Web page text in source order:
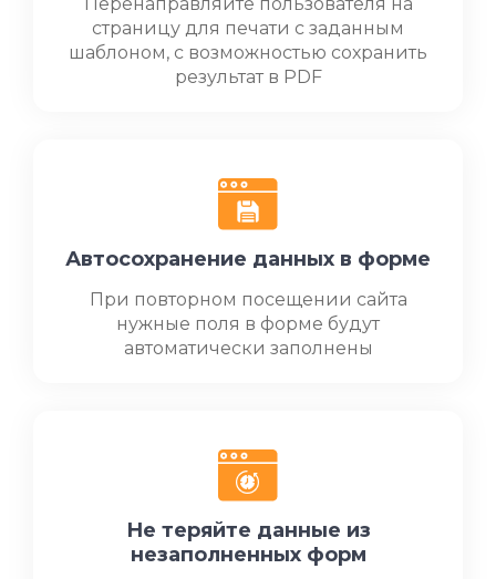
страницу для печати с заданным
шаблоном, с возможностью сохранить
результат в PDF
Автосохранение данных в форме
При повторном посещении сайта
нужные поля в форме будут
автоматически заполнены
Не теряйте данные из
незаполненных форм